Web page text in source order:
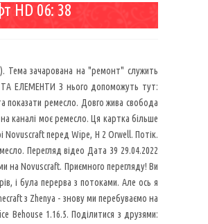
HD 06: 38
Тема зачарована на "ремонт" служить
ТА ЕЛЕМЕНТИ З нього допоможуть тут:
показати ремесло. Довго жива свобода
каналі моє ремесло. Ця картка більше
Novuscraft перед Wipe, H 2 Orwell. Потік.
Перегляд відео Дата 39 29.04.2022
на Novuscraft. Приємного перегляду! Ви
і була перерва з потоками. Але ось я
з Zhenya - знову ми перебуваємо на
Behouse 1.16.5. Поділитися з друзями: